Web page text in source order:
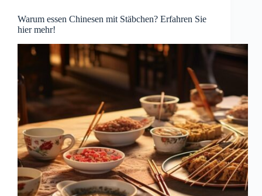
Warum essen Chinesen mit Stäbchen? Erfahren Sie
hier mehr!